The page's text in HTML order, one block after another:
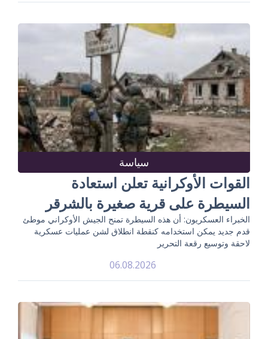
سياسة
القوات الأوكرانية تعلن استعادة
السيطرة على قرية صغيرة بالشرقر
الخبراء العسكريون: أن هذه السيطرة تمنح الجيش الأوكراني موطئ
قدم جديد يمكن استخدامه كنقطة انطلاق لشن عمليات عسكرية
لاحقة وتوسيع رقعة التحرير
06.08.2026